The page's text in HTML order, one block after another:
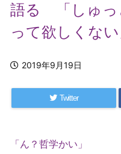
語る 「しゅっ
って欲しくな
2019年9月19日
Twitter
「ん？哲学かい」